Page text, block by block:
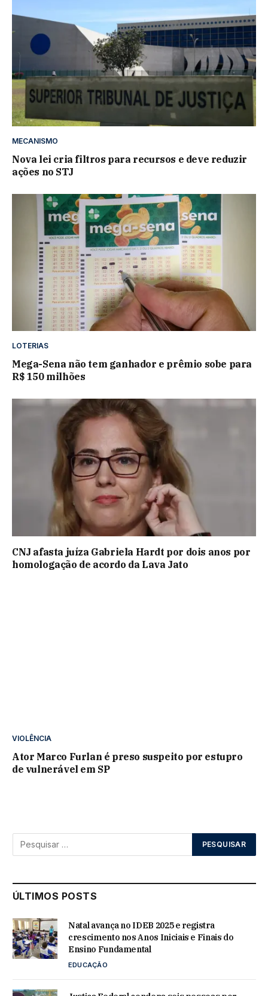
MECANISMO
Nova lei cria filtros para recursos e deve reduzir
ações no STJ
LOTERIAS
Mega-Sena não tem ganhador e prêmio sobe para
R$ 150 milhões
CNJ afasta juíza Gabriela Hardt por dois anos por
homologação de acordo da Lava Jato
VIOLÊNCIA
Ator Marco Furlan é preso suspeito por estupro
de vulnerável em SP
ÚLTIMOS POSTS
Natal avança no IDEB 2025 e registra
crescimento nos Anos Iniciais e Finais do
Ensino Fundamental
EDUCAÇÃO